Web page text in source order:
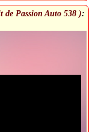
de Passion Auto 538 ):